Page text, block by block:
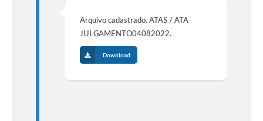
Arquivo cadastrado. ATAS / ATA
JULGAMENTO04082022.
Download